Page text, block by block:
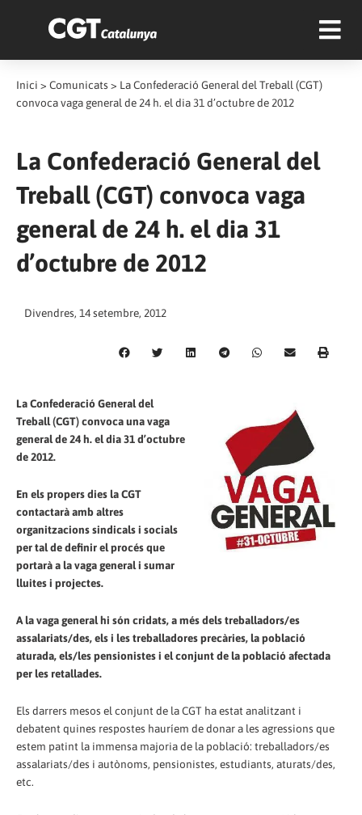
Inici > Comunicats > La Confederació General del Treball (CGT)
convoca vaga general de 24 h. el dia 31 d’octubre de 2012
La Confederació General del
Treball (CGT) convoca vaga
general de 24 h. el dia 31
d’octubre de 2012
Divendres, 14 setembre, 2012
La Confederació General del
Treball (CGT) convoca una vaga
general de 24 h. el dia 31 d’octubre
de 2012.
En els propers dies la CGT
contactarà amb altres
organitzacions sindicals i socials
per tal de definir el procés que
portarà a la vaga general i sumar
lluites i projectes.
A la vaga general hi són cridats, a més dels treballadors/es
assalariats/des, els i les treballadores precàries, la població
aturada, els/les pensionistes i el conjunt de la població afectada
per les retallades.
Els darrers mesos el conjunt de la CGT ha estat analitzant i
debatent quines respostes hauríem de donar a les agressions que
estem patint la immensa majoria de la població: treballadors/es
assalariats/des i autònoms, pensionistes, estudiants, aturats/des,
etc.